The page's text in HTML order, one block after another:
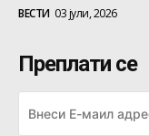
ВЕСТИ 03 јули, 2026
Преплати се